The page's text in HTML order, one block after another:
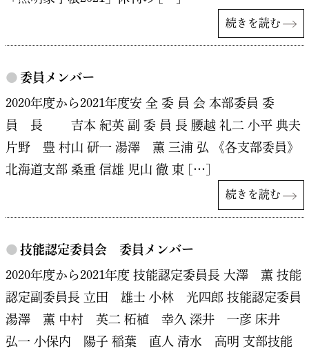
続きを読む
● 委員メンバー
2020年度から2021年度安 全 委 員 会 本部委員 委
員 長 吉本 紀英 副 委 員 長 腰越 礼二 小平 典夫
片野 豊 村山 研一 湯澤 薫 三浦 弘 《各支部委員》
北海道支部 桑重 信雄 児山 徹 東 […]
続きを読む
● 技能認定委員会 委員メンバー
2020年度から2021年度 技能認定委員長 大澤 薫 技能
認定副委員長 立田 雄士 小林 光四郎 技能認定委員
湯澤 薫 中村 英二 柘植 幸久 深井 一彦 床井
弘一 小保内 陽子 稲葉 直人 清水 高明 支部技能